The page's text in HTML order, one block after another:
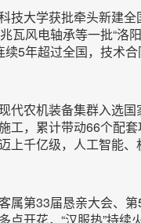
技大学获批牵头新建
瓦风电轴承等一批“洛
5年超过全国，技术
代农机装备集群入选
工，累计带动66个配
上千亿级，人工智能
属第33届恳亲大会、
点开花，“汉服热”持